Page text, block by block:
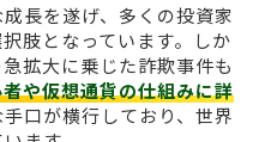
長を遂げ、多くの投資家
肢となっています。しか
拡大に乗じた詐欺事件も
や仮想通貨の仕組みに詳
口が横行しており、世界